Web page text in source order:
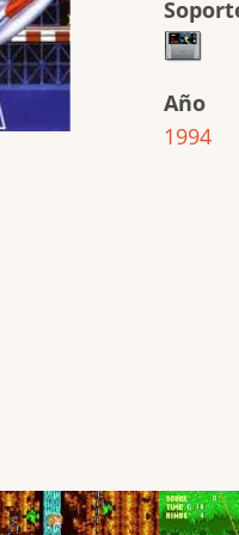
Año
1994